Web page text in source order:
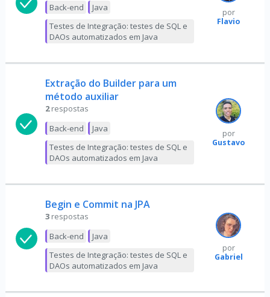
Back-end
Java
Testes de Integração: testes de SQL e
DAOs automatizados em Java
por
Flavio
Extração do Builder para um
método auxiliar
2 respostas
Back-end
Java
Testes de Integração: testes de SQL e
DAOs automatizados em Java
por
Gustavo
Begin e Commit na JPA
3 respostas
Back-end
Java
Testes de Integração: testes de SQL e
DAOs automatizados em Java
por
Gabriel